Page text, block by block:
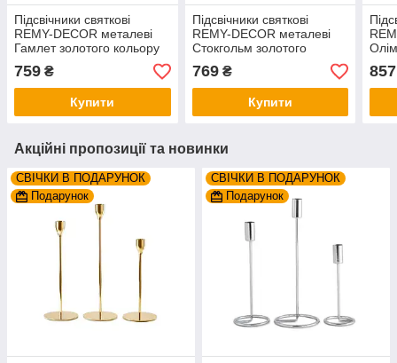
Підсвічники святкові
REMY-DEСOR металеві
Гамлет золотого кольору
28см 33см
759 ₴
Купити
Підсвічники святкові
REMY-DEСOR металеві
Стокгольм золотого
кольору набір 3 шт. висота
19см 24см 29см
769₴
Купити
51
857
Акційні пропозиції та новинки
СВІЧКИ В ПОДАРУНОК
Подарунок
СВІЧКИ В ПОДАРУНОК
Подарунок